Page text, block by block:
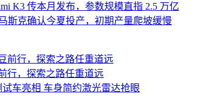
K3 传本月发布，参数规模直指 2.5 万亿
斯克确认今夏投产，初期产量爬坡缓慢
行，探索之路任重道远